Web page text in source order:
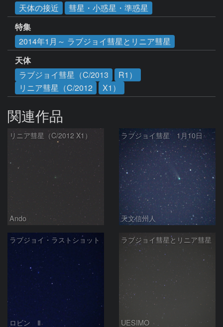
天体の接近
彗星・小惑星・準惑星
特集
2014年1月～ ラブジョイ彗星とリニア彗星
天体
ラブジョイ彗星（C/2013
R1）
リニア彗星（C/2012
X1）
関連作品
リニア彗星（C/2012 X1）
Ando
ラブジョイ彗星 1月10日
天文信州人
ラブジョイ・ラストショット
ロビン Ⅱ
ラブジョイ彗星とリニア彗星
UESIMO